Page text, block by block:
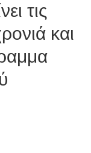
φεστιβάλ του
τις
και